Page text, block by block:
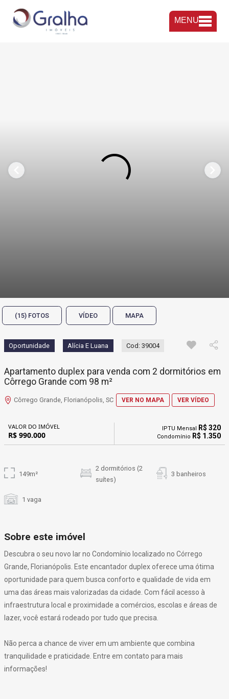
MENU
(15) FOTOS VÍDEO MAPA
Oportunidade Alícia E Luana Cod: 39004
Apartamento duplex para venda com 2 dormitórios em
Côrrego Grande com 98 m²
Côrrego Grande, Florianópolis, SC VER NO MAPA VER VÍDEO
VALOR DO IMÓVEL
R$ 990.000
IPTU Mensal R$ 320
Condomínio R$ 1.350
149m²
2 dormitórios (2
suítes)
3 banheiros
1 vaga
Sobre este imóvel
Descubra o seu novo lar no Condomínio localizado no Córrego
Grande, Florianópolis. Este encantador duplex oferece uma ótima
oportunidade para quem busca conforto e qualidade de vida em
uma das áreas mais valorizadas da cidade. Com fácil acesso à
infraestrutura local e proximidade a comércios, escolas e áreas de
lazer, você estará rodeado por tudo que precisa.
Não perca a chance de viver em um ambiente que combina
tranquilidade e praticidade. Entre em contato para mais
informações!